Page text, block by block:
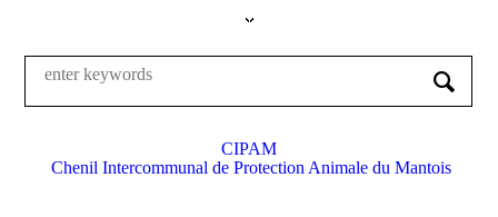
CIPAM
Chenil Intercommunal de Protection Animale du Mantois